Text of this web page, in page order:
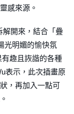
感來源。
開來，結合「疊
光明媚的愉快氛
趣且詼諧的各種
表示，此次插畫原
，再加入一點可